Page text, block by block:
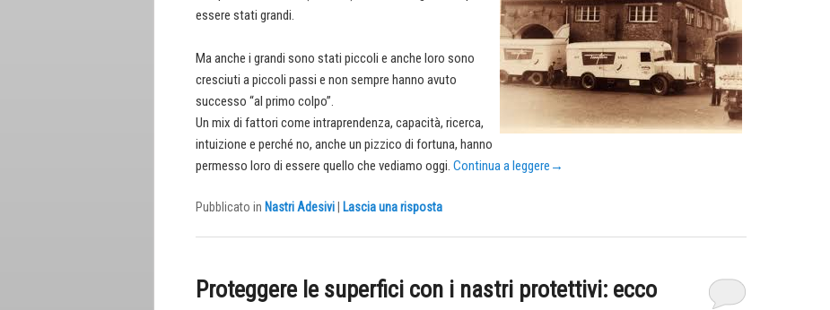
essere stati grandi.
Ma anche i grandi sono stati piccoli e anche loro sono
cresciuti a piccoli passi e non sempre hanno avuto
successo “al primo colpo”.
Un mix di fattori come intraprendenza, capacità, ricerca,
intuizione e perché no, anche un pizzico di fortuna, hanno
permesso loro di essere quello che vediamo oggi. Continua a leggere →
Pubblicato in Nastri Adesivi Lascia una risposta
Proteggere le superfici con i nastri protettivi: ecco